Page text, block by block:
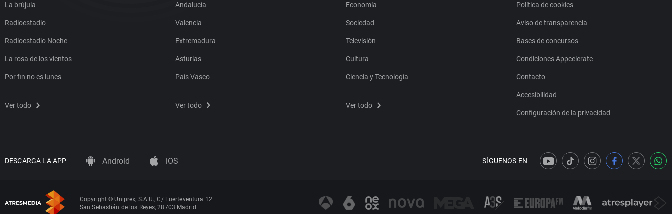
La brújula
Radioestadio
Radioestadio Noche
La rosa de los vientos
Por fin no es lunes
Ver todo
Andalucía
Valencia
Extremadura
Asturias
País Vasco
Ver todo
Economía
Sociedad
Televisión
Cultura
Ciencia y Tecnología
Ver todo
Política de cookies
Aviso de transparencia
Bases de concursos
Condiciones Appcelerate
Contacto
Accesibilidad
Configuración de la privacidad
DESCARGA LA APP Android iOS SÍGUENOS EN
Copyright © Uniprex, S.A.U., C/ Fuerteventura 12
San Sebastián de los Reyes, 28703 Madrid